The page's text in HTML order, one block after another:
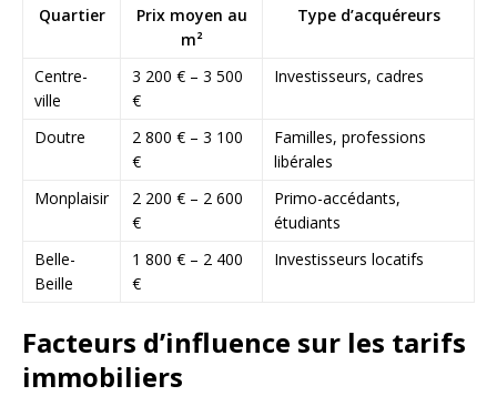
Quartier
Prix moyen au
m²
Type d’acquéreurs
Centre-
ville
3 200 € – 3 500
€
Investisseurs, cadres
Doutre
2 800 € – 3 100
€
Familles, professions
libérales
Monplaisir
2 200 € – 2 600
€
Primo-accédants,
étudiants
Belle-
Beille
1 800 € – 2 400
€
Investisseurs locatifs
Facteurs d’influence sur les tarifs
immobiliers